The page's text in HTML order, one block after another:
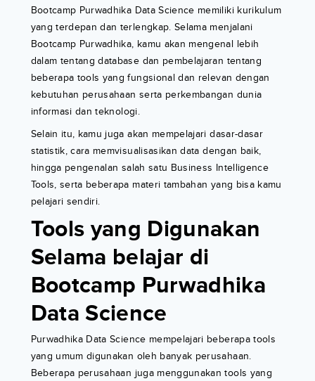
Bootcamp Purwadhika Data Science memiliki kurikulum
yang terdepan dan terlengkap. Selama menjalani
Bootcamp Purwadhika, kamu akan mengenal lebih
dalam tentang database dan pembelajaran tentang
beberapa tools yang fungsional dan relevan dengan
kebutuhan perusahaan serta perkembangan dunia
informasi dan teknologi.
Selain itu, kamu juga akan mempelajari dasar-dasar
statistik, cara memvisualisasikan data dengan baik,
hingga pengenalan salah satu Business Intelligence
Tools, serta beberapa materi tambahan yang bisa kamu
pelajari sendiri.
Tools yang Digunakan
Selama belajar di
Bootcamp Purwadhika
Data Science
Purwadhika Data Science mempelajari beberapa tools
yang umum digunakan oleh banyak perusahaan.
Beberapa perusahaan juga menggunakan tools yang